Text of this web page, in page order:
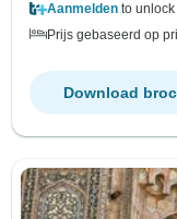
Aanmelden to
Prijs gebaseerd op
Download